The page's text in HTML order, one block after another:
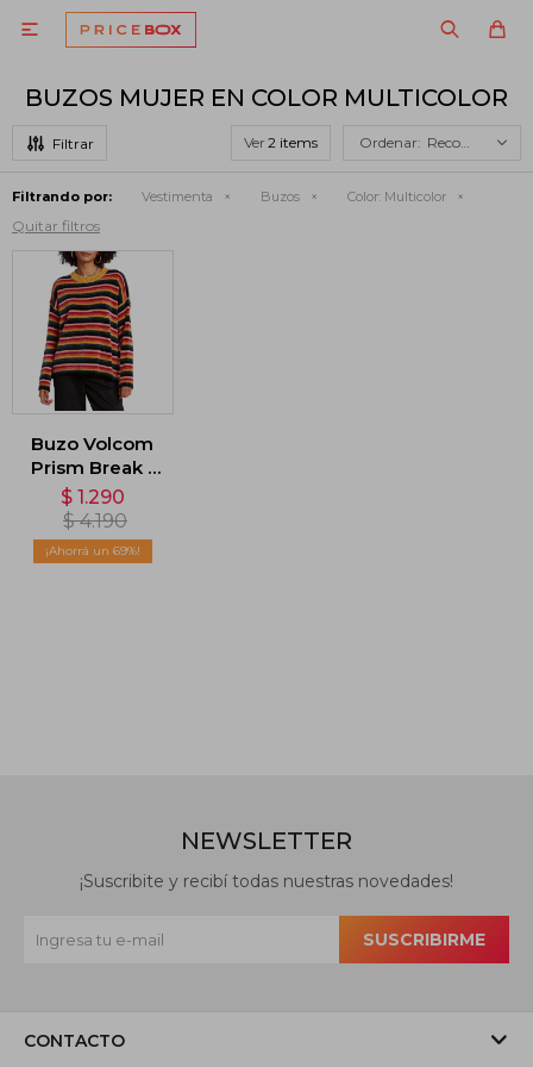

BUZOS MUJER EN COLOR MULTICOLOR
Ver Recomendados
Filtrando por: Vestimenta Buzos Color: Multicolor
Quitar filtros
Buzo Volcom
Prism Break -
Multicolor
$ 1.290
$ 4.190
69
CONTACTO
NEWSLETTER
¡Suscribite y recibí todas nuestras novedades!
SUSCRIBIRME